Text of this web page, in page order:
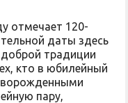
отмечает 120-
даты здесь
традиции
кто в юбилейный
пару,